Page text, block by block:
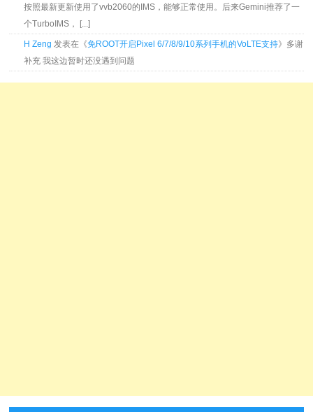
按照最新更新使用了vvb2060的IMS，能够正常使用。后来Gemini推荐了一
个TurboIMS， [...]
H Zeng 发表在《免ROOT开启Pixel 6/7/8/9/10系列手机的VoLTE支持》多谢
补充 我这边暂时还没遇到问题